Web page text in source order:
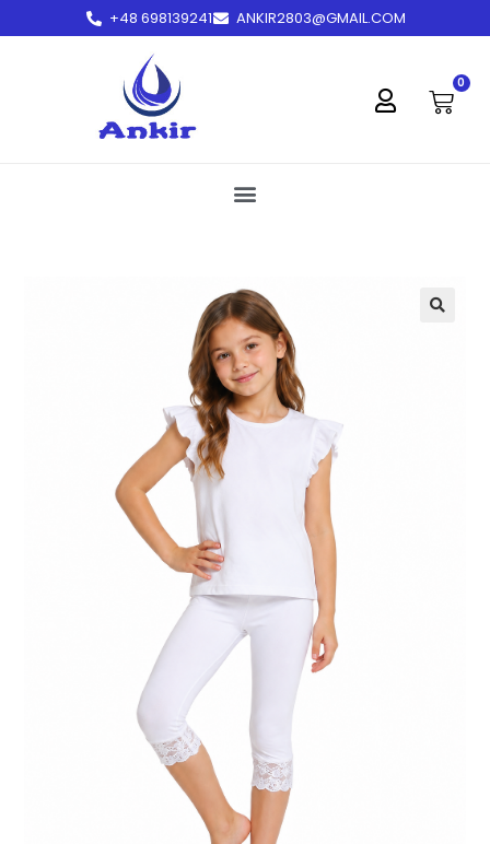
+48 698139241 ANKIR2803@GMAIL.COM
0